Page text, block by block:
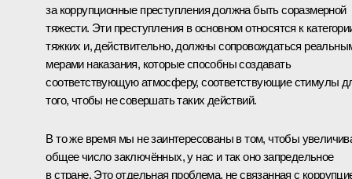
за коррупционные преступления должна быть соразмерной
тяжести. Эти преступления в основном относятся к
тяжких и, действительно, должны сопровождаться
мерами наказания, которые способны создавать
соответствующую атмосферу, соответствующие стимулы
того, чтобы не совершать таких действий.
В то же время мы не заинтересованы в том, чтобы
общее число заключённых, у нас и так оно запредельное
в стране. Это отдельная проблема, не связанная с